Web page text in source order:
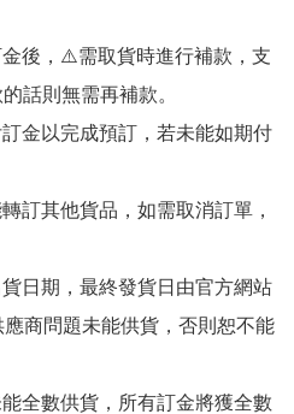
後，⚠️需取貨時進行補款，支
話則無需再補款。
金以完成預訂，若未能如期付
訂其他貨品，如需取消訂單，
日期，最終發貨日由官方網站
商問題未能供貨，否則恕不能
全數供貨，所有訂金將獲全數